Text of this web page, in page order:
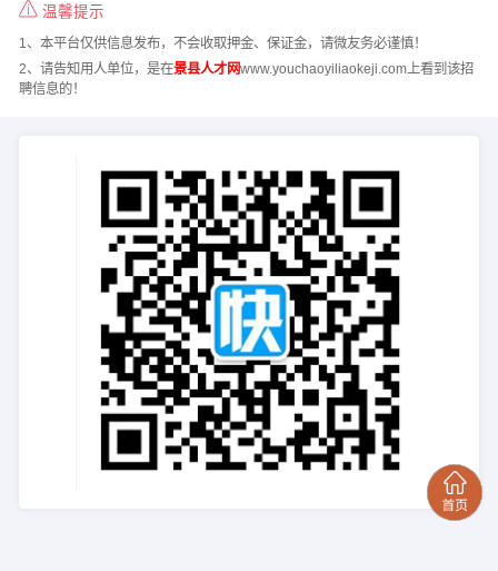
温馨提示
1、本平台仅供信息发布，不会收取押金、保证金，请微友务必谨慎！
2、请告知用人单位，是在景县人才网www.youchaoyiliaokeji.com上看到该招
聘信息的！